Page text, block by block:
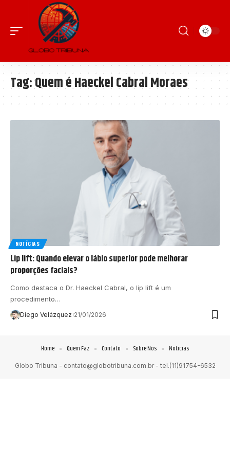
Tag:Quem é Haeckel Cabral Moraes
NOTÍCIAS
Lip lift: Quando elevar o lábio superior pode melhorar
proporções faciais?
Como destaca o Dr. Haeckel Cabral, o lip lift é um
procedimento…
Diego Velázquez 21/01/2026
Globo Tribuna - contato@globotribuna.com.br- tel.(11)91754-6532
Home Quem Faz Contato Sobre Nós Notícias